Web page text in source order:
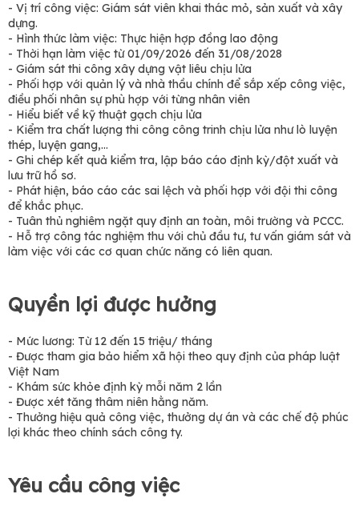
- Vị trí công việc: Giám sát viên khai thác mỏ, sản xuất và xây
dựng.
- Hình thức làm việc: Thực hiện hợp đồng lao động
- Thời hạn làm việc từ 01/09/2026 đến 31/08/2028
- Giám sát thi công xây dựng vật liêu chịu lửa
- Phối hợp với quản lý và nhà thầu chính để sắp xếp công việc,
điều phối nhân sự phù hợp với từng nhân viên
- Hiểu biết về kỹ thuật gạch chịu lửa
- Kiểm tra chất lượng thi công công trinh chịu lửa như lò luyện
thép, luyện gang,…
- Ghi chép kết quả kiểm tra, lập báo cáo định kỳ/đột xuất và
lưu trữ hồ sơ.
- Phát hiện, báo cáo các sai lệch và phối hợp với đội thi công
để khắc phục.
- Tuân thủ nghiêm ngặt quy định an toàn, môi trường và PCCC.
- Hỗ trợ công tác nghiệm thu với chủ đầu tư, tư vấn giám sát và
làm việc với các cơ quan chức năng có liên quan.
Quyền lợi được hưởng
- Mức lương: Từ 12 đến 15 triệu/ tháng
- Được tham gia bảo hiểm xã hội theo quy định của pháp luật
Việt Nam
- Khám sức khỏe định kỳ mỗi năm 2 lần
- Được xét tăng thâm niên hằng năm.
- Thưởng hiệu quả công việc, thưởng dự án và các chế độ phúc
lợi khác theo chính sách công ty.
Yêu cầu công việc